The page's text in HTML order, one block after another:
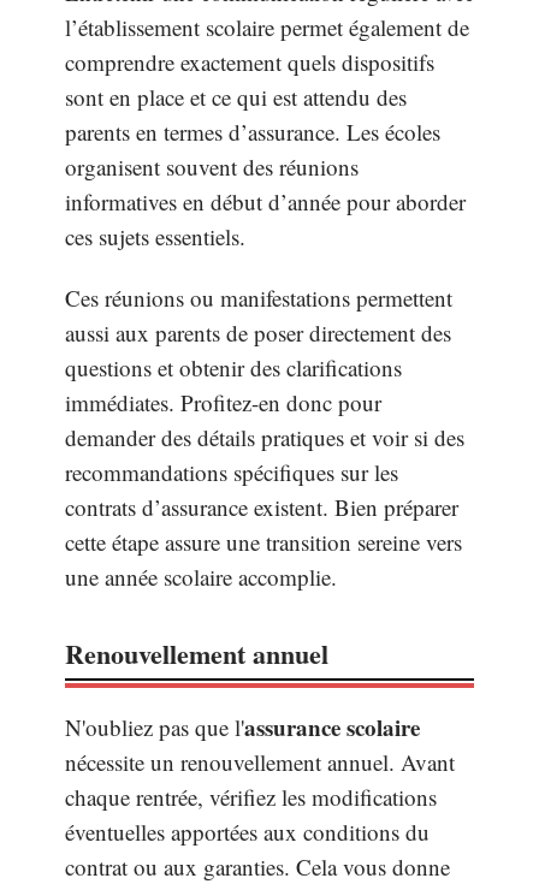
l’établissement scolaire permet également de
comprendre exactement quels dispositifs
sont en place et ce qui est attendu des
parents en termes d’assurance. Les écoles
organisent souvent des réunions
informatives en début d’année pour aborder
ces sujets essentiels.
Ces réunions ou manifestations permettent
aussi aux parents de poser directement des
questions et obtenir des clarifications
immédiates. Profitez-en donc pour
demander des détails pratiques et voir si des
recommandations spécifiques sur les
contrats d’assurance existent. Bien préparer
cette étape assure une transition sereine vers
une année scolaire accomplie.
Renouvellement annuel
N'oubliez pas que l'assurance scolaire
nécessite un renouvellement annuel. Avant
chaque rentrée, vérifiez les modifications
éventuelles apportées aux conditions du
contrat ou aux garanties. Cela vous donne